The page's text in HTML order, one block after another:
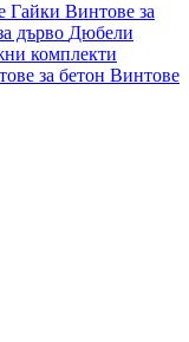
Гайки Винтове за
дърво Дюбели
комплекти
за бетон Винтове